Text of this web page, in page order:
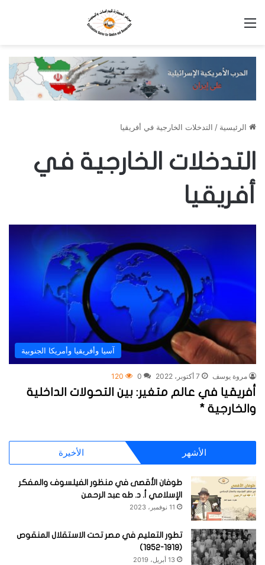
الرئيسية / التدخلات الخارجية في أفريقيا
التدخلات الخارجية في
أفريقيا
آسيا وأفريقيا وأمريكا الجنوبية
مروة يوسف 7 أكتوبر، 2022 0
120
أفريقيا في عالم متغير: بين التحولات الداخلية
والخارجية *
الأشهر الأخيرة
طوفان الأقصى في منظور الفيلسوف والمفكر
الإسلامي أ. د. طه عبد الرحمن
11 نوفمبر، 2023
تطور التعليم في مصر تحت الاستقلال المنقوص
(1919-1952)
13 أبريل، 2019